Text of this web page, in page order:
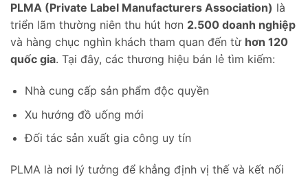
PLMA (Private Label Manufacturers Association) là
triển lãm thường niên thu hút hơn 2.500 doanh nghiệp
và hàng chục nghìn khách tham quan đến từ hơn 120
quốc gia. Tại đây, các thương hiệu bán lẻ tìm kiếm:
Nhà cung cấp sản phẩm độc quyền
Xu hướng đồ uống mới
Đối tác sản xuất gia công uy tín
PLMA là nơi lý tưởng để khẳng định vị thế và kết nối